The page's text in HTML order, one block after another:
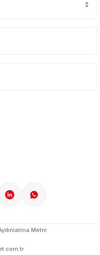
Metni